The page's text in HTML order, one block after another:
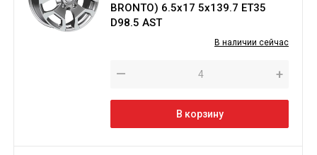
BRONTO) 6.5х17 5х139.7 ET35
D98.5 AST
В наличии сейчас
— +
В корзину